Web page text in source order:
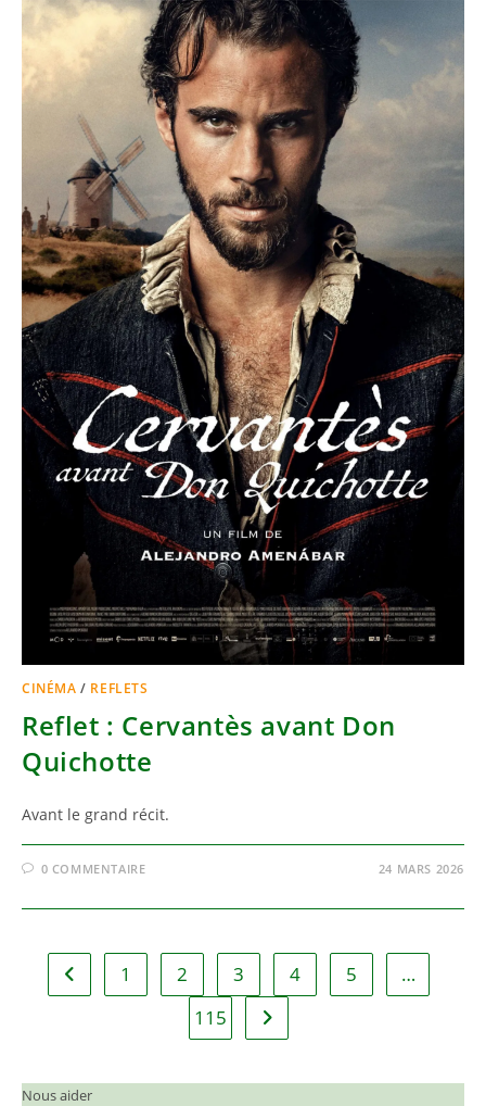
CINÉMA / REFLETS
Reflet : Cervantès avant Don
Quichotte
Avant le grand récit.
0 COMMENTAIRE 24 MARS 2026
Go to the previous page
1 2 3 4 5
…
115
Aller à la page suivante
Nous aider